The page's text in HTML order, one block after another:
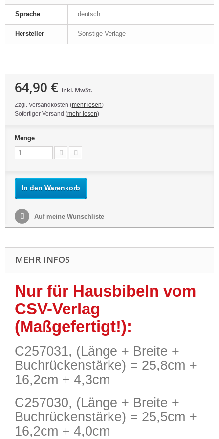
Sprache deutsch
Hersteller Sonstige Verlage
64,90 € inkl. MwSt.
Zzgl. Versandkosten (mehr lesen)
Sofortiger Versand (mehr lesen)
Menge
In den Warenkorb
Auf meine Wunschliste
MEHR INFOS
Nur für Hausbibeln vom
CSV-Verlag
(Maßgefertigt!):
C257031, (Länge + Breite +
Buchrückenstärke) = 25,8cm +
16,2cm + 4,3cm
C257030, (Länge + Breite +
Buchrückenstärke) = 25,5cm +
16,2cm + 4,0cm